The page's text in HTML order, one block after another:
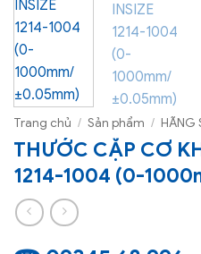
Trang chủ / Sản phẩm / HÃNG
THƯỚC CẶP CƠ
1214-1004 (0-